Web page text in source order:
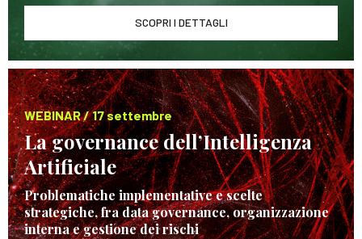
SCOPRI I DETTAGLI
WEBINAR / 17 settembre
La governance dell’Intelligenza
Artificiale
Problematiche implementative e scelte
strategiche, fra data governance, organizzazione
interna e gestione dei rischi